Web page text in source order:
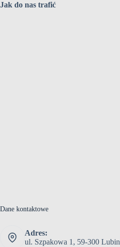
Jak do nas trafić
Dane kontaktowe
Adres:
ul. Szpakowa 1, 59-300 Lubin